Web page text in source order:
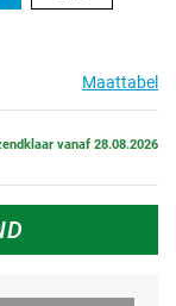
Maattabel
vanaf 28.08.2026